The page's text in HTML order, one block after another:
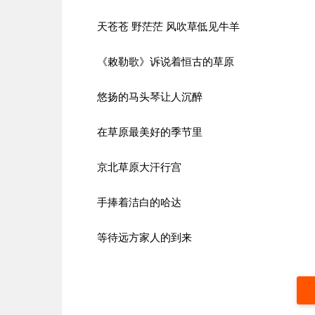
天苍苍 野茫茫 风吹草低见牛羊
《敕勒歌》诉说着恒古的草原
悠扬的马头琴让人沉醉
在草原最美好的季节里
京北草原大汗行宫
手捧着洁白的哈达
等待远方家人的到来‍